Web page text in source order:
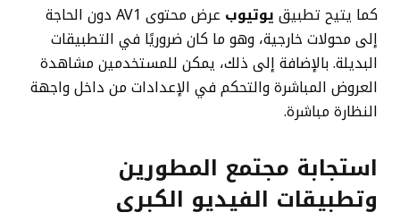
كما يتيح تطبيق يوتيوب
عرض محتوى AV1 دون الحاجة
إلى محولات خارجية، وهو ما كان ضروريًا في التطبيقات
البديلة. بالإضافة إلى ذلك، يمكن للمستخدمين مشاهدة
العروض المباشرة والتحكم في الإعدادات من داخل واجهة
النظارة مباشرة.
استجابة مجتمع المطورين
وتطبيقات الفيديو الكبرى